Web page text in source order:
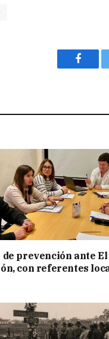
de prevención ante
con referentes